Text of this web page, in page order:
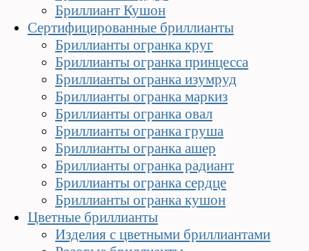
Бриллиант Кушон
Сертифицированные бриллианты
Бриллианты огранка круг
Бриллианты огранка принцесса
Бриллианты огранка изумруд
Бриллианты огранка маркиз
Бриллианты огранка овал
Бриллианты огранка груша
Бриллианты огранка ашер
Бриллианты огранка радиант
Бриллианты огранка сердце
Бриллианты огранка кушон
Цветные бриллианты
Изделия с цветными бриллиантами